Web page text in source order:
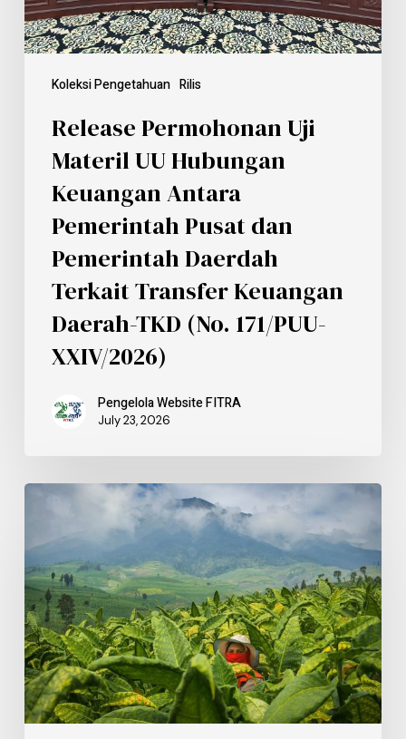
Koleksi Pengetahuan Rilis
Release Permohonan Uji
Materil UU Hubungan
Keuangan Antara
Pemerintah Pusat dan
Pemerintah Daerdah
Terkait Transfer Keuangan
Daerah-TKD (No. 171/PUU-
XXIV/2026)
Pengelola Website FITRA
July 23, 2026